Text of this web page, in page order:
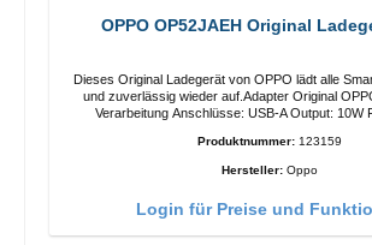
OPPO OP52JAEH Original
Dieses Original Ladegerät von OPPO lädt alle
und zuverlässig wieder auf.Adapter Original OPPO
Produktnummer: 123159
Hersteller: Oppo
Login für Preise und